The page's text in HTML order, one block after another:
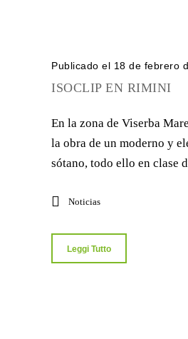
Publicado el 18 de febrero
ISOCLIP EN RIMINI
En la zona de Viserba
la obra de un moderno y
sótano, todo ello en clase
Noticias
Leggi Tutto